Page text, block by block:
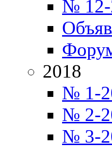
№ 12-
2018
№ 1-
№ 2-
№ 3-